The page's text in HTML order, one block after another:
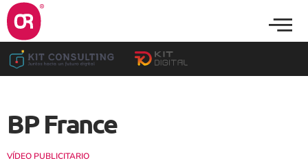
BP France
VÍDEO PUBLICITARIO